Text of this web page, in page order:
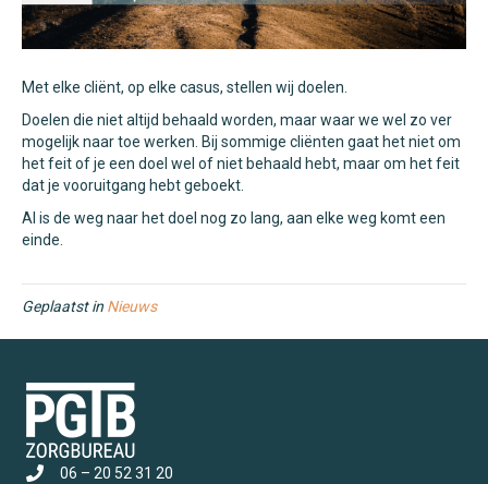
Met elke cliënt, op elke casus, stellen wij doelen.
Doelen die niet altijd behaald worden, maar waar we wel zo ver
mogelijk naar toe werken. Bij sommige cliënten gaat het niet om
het feit of je een doel wel of niet behaald hebt, maar om het feit
dat je vooruitgang hebt geboekt.
Al is de weg naar het doel nog zo lang, aan elke weg komt een
einde.
Geplaatst in Nieuws
06 – 20 52 31 20